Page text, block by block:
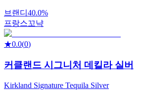
브랜디 40.0%
프랑스꼬냑
★0.0(0)
커클랜드 시그니처 데킬라 실버
Kirkland Signature Tequila Silver